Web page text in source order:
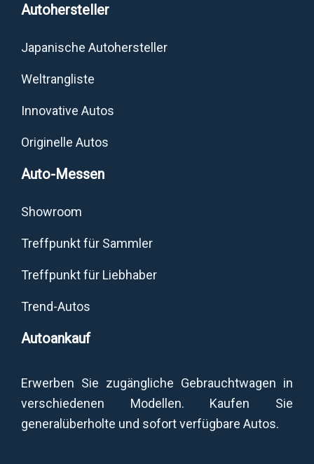
Autohersteller
Japanische Autohersteller
Weltrangliste
Innovative Autos
Originelle Autos
Auto-Messen
Showroom
Treffpunkt für Sammler
Treffpunkt für Liebhaber
Trend-Autos
Autoankauf
Erwerben Sie zugängliche Gebrauchtwagen in
verschiedenen Modellen. Kaufen Sie
generalüberholte und sofort verfügbare Autos.